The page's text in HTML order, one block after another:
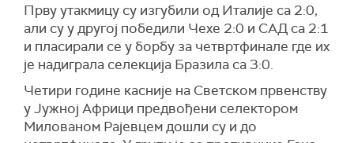
Прву утакмицу су изгубили од Италије са 2:0,
али су у другој победили Чехе 2:0 и САД са 2:1
и пласирали се у борбу за четвртфинале где их
је надиграла селекција Бразила са 3:0.
Четири године касније на Светском првенству
у Јужној Африци предвођени селектором
Милованом Рајевцем дошли су и до